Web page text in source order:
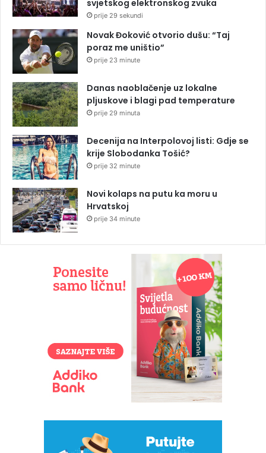
svjetskog elektronskog zvuka
prije 29 sekundi
Novak Đoković otvorio dušu: “Taj
poraz me uništio”
prije 23 minute
Danas naoblačenje uz lokalne
pljuskove i blagi pad temperature
prije 29 minuta
Decenija na Interpolovoj listi: Gdje se
krije Slobodanka Tošić?
prije 32 minute
Novi kolaps na putu ka moru u
Hrvatskoj
prije 34 minute